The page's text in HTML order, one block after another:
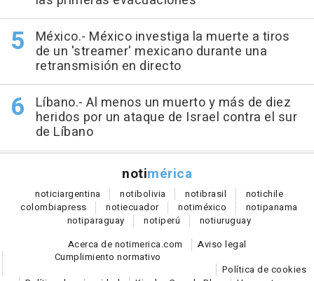
México.- México investiga la muerte a tiros
de un 'streamer' mexicano durante una
retransmisión en directo
Líbano.- Al menos un muerto y más de diez
heridos por un ataque de Israel contra el sur
de Líbano
notimérica
noticiargentina notibolivia notibrasil notichile
colombiapress notiecuador notiméxico notipanama
notiparaguay notiperú notiuruguay
Acerca de notimerica.com
Aviso legal
Cumplimiento normativo
Política de cookies